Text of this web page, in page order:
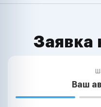
Заявка
Ваш